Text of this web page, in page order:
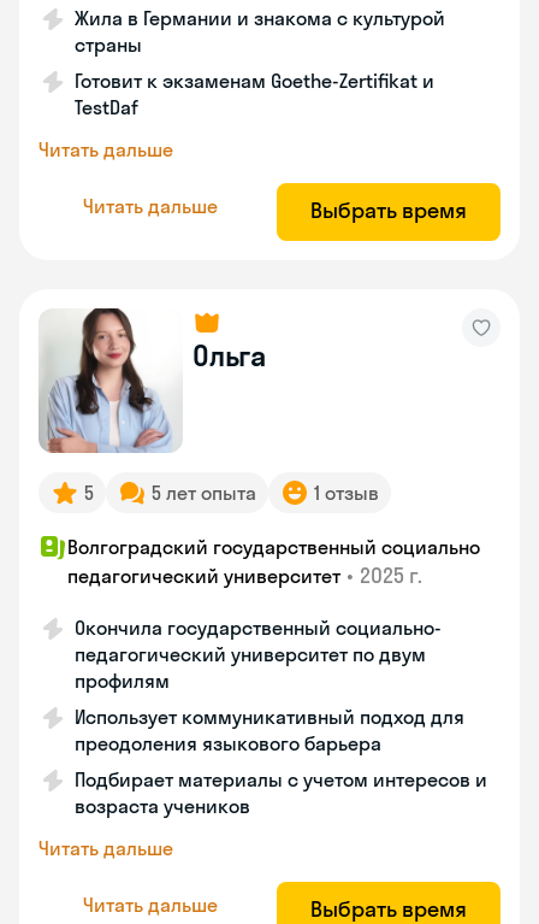
Жила в Германии и знакома с культурой
страны
Готовит к экзаменам Goethe-Zertifikat и
TestDaf
Читать дальше
Читать дальше Выбрать время
Ольга
5 5 лет опыта 1 отзыв
Волгоградский государственный социально
педагогический университет • 2025 г.
Окончила государственный социально-
педагогический университет по двум
профилям
Использует коммуникативный подход для
преодоления языкового барьера
Подбирает материалы с учетом интересов и
возраста учеников
Читать дальше
Читать дальше Выбрать время